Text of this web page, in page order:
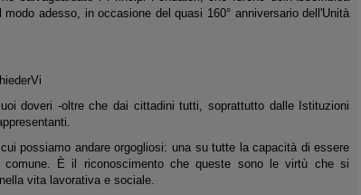
adesso, in occasione del quasi 160° anniversario dell'Unità
doveri -oltre che dai cittadini tutti, soprattutto dalle Istituzioni
possiamo andare orgogliosi: una su tutte la capacità di essere
È il riconoscimento che queste sono le virtù che si
vita lavorativa e sociale.